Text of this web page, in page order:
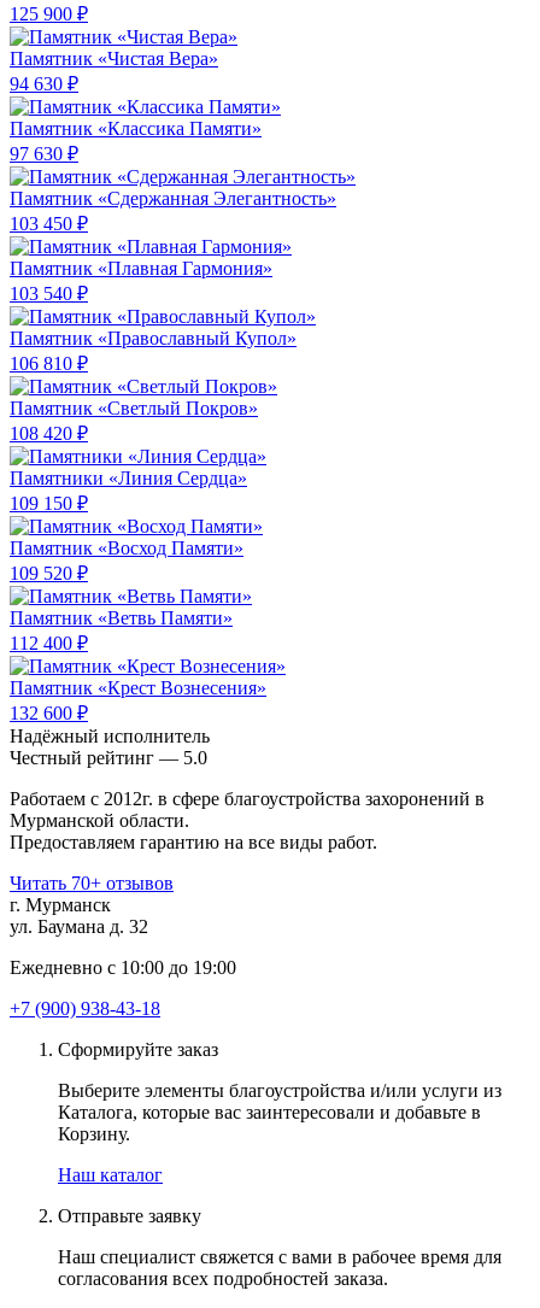
125 900 ₽
Памятник «Чистая Вера»
94 630 ₽
Памятник «Классика Памяти»
97 630 ₽
Памятник «Сдержанная Элегантность»
103 450 ₽
Памятник «Плавная Гармония»
103 540 ₽
Памятник «Православный Купол»
106 810 ₽
Памятник «Светлый Покров»
108 420 ₽
Памятники «Линия Сердца»
109 150 ₽
Памятник «Восход Памяти»
109 520 ₽
Памятник «Ветвь Памяти»
112 400 ₽
Памятник «Крест Вознесения»
132 600 ₽
Надёжный исполнитель
Чеcтный рейтинг — 5.0
Работаем с 2012г. в сфере благоустройства захоронений в
Мурманской области.
Предоставляем гарантию на все виды работ.
Читать 70+ отзывов
г. Мурманск
ул. Баумана д. 32
Ежедневно с 10:00 до 19:00
+7 (900) 938-43-18
Сформируйте заказ
Выберите элементы благоустройства и/или услуги из
Каталога, которые вас заинтересовали и добавьте в
Корзину.
Наш каталог
Отправьте заявку
Наш специалист свяжется с вами в рабочее время для
согласования всех подробностей заказа.